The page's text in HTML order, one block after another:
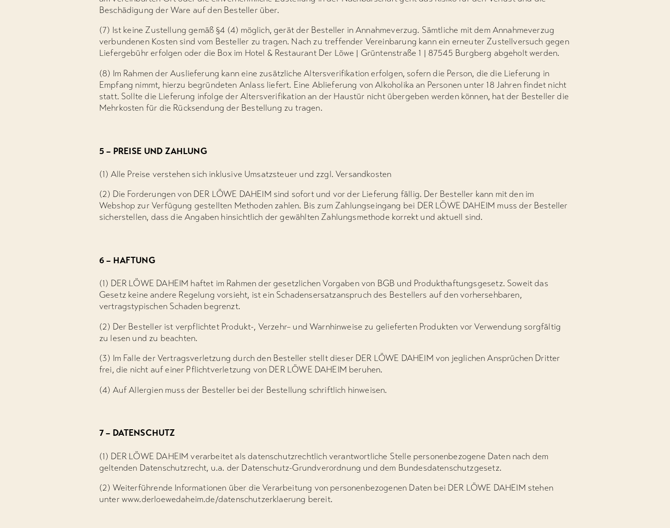
Beschädigung der Ware auf den Besteller über.
(7) Ist keine Zustellung gemäß §4 (4) möglich, gerät der Besteller in Annahmeverzug. Sämtliche mit dem Annahmeverzug
verbundenen Kosten sind vom Besteller zu tragen. Nach zu treffender Vereinbarung kann ein erneuter Zustellversuch gegen
Liefergebühr erfolgen oder die Box im Hotel & Restaurant Der Löwe | Grüntenstraße 1 | 87545 Burgberg abgeholt werden.
(8) Im Rahmen der Auslieferung kann eine zusätzliche Altersverifikation erfolgen, sofern die Person, die die Lieferung in
Empfang nimmt, hierzu begründeten Anlass liefert. Eine Ablieferung von Alkoholika an Personen unter 18 Jahren findet nicht
statt. Sollte die Lieferung infolge der Altersverifikation an der Haustür nicht übergeben werden können, hat der Besteller die
Mehrkosten für die Rücksendung der Bestellung zu tragen.
5 – PREISE UND ZAHLUNG
(1) Alle Preise verstehen sich inklusive Umsatzsteuer und zzgl. Versandkosten
(2) Die Forderungen von DER LÖWE DAHEIM sind sofort und vor der Lieferung fällig. Der Besteller kann mit den im
Webshop zur Verfügung gestellten Methoden zahlen. Bis zum Zahlungseingang bei DER LÖWE DAHEIM muss der Besteller
sicherstellen, dass die Angaben hinsichtlich der gewählten Zahlungsmethode korrekt und aktuell sind.
6 – HAFTUNG
(1) DER LÖWE DAHEIM haftet im Rahmen der gesetzlichen Vorgaben von BGB und Produkthaftungsgesetz. Soweit das
Gesetz keine andere Regelung vorsieht, ist ein Schadensersatzanspruch des Bestellers auf den vorhersehbaren,
vertragstypischen Schaden begrenzt.
(2) Der Besteller ist verpflichtet Produkt-, Verzehr– und Warnhinweise zu gelieferten Produkten vor Verwendung sorgfältig
zu lesen und zu beachten.
(3) Im Falle der Vertragsverletzung durch den Besteller stellt dieser DER LÖWE DAHEIM von jeglichen Ansprüchen Dritter
frei, die nicht auf einer Pflichtverletzung von DER LÖWE DAHEIM beruhen.
(4) Auf Allergien muss der Besteller bei der Bestellung schriftlich hinweisen.
7 – DATENSCHUTZ
(1) DER LÖWE DAHEIM verarbeitet als datenschutzrechtlich verantwortliche Stelle personenbezogene Daten nach dem
geltenden Datenschutzrecht, u.a. der Datenschutz-Grundverordnung und dem Bundesdatenschutzgesetz.
(2) Weiterführende Informationen über die Verarbeitung von personenbezogenen Daten bei DER LÖWE DAHEIM stehen
unterwww.derloewedaheim.de/datenschutzerklaerung bereit.